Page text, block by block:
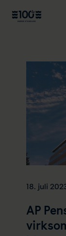
18. juli
AP